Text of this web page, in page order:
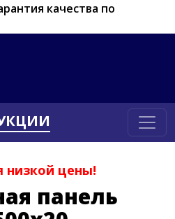
качества по
низкой цены!
панель